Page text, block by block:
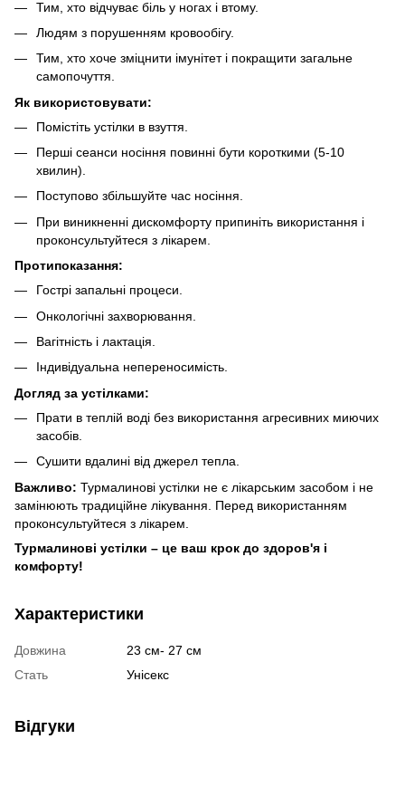
Тим, хто відчуває біль у ногах і втому.
Людям з порушенням кровообігу.
Тим, хто хоче зміцнити імунітет і покращити загальне
самопочуття.
Як використовувати:
Помістіть устілки в взуття.
Перші сеанси носіння повинні бути короткими (5-10
хвилин).
Поступово збільшуйте час носіння.
При виникненні дискомфорту припиніть використання і
проконсультуйтеся з лікарем.
Протипоказання:
Гострі запальні процеси.
Онкологічні захворювання.
Вагітність і лактація.
Індивідуальна непереносимість.
Догляд за устілками:
Прати в теплій воді без використання агресивних миючих
засобів.
Сушити вдалині від джерел тепла.
Важливо: Турмалинові устілки не є лікарським засобом і не
замінюють традиційне лікування. Перед використанням
проконсультуйтеся з лікарем.
Турмалинові устілки – це ваш крок до здоров'я і
комфорту!
Характеристики
Довжина
23 см- 27 см
Стать
Унісекс
Відгуки